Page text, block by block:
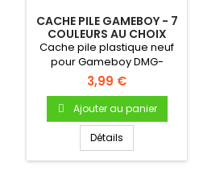
CACHE PILE GAMEBOY - 7
COULEURS AU CHOIX
Cache pile plastique neuf
pour Gameboy DMG-
01Cache pile en plastique
Pour...
3,99 €
Ajouter au panier
Détails